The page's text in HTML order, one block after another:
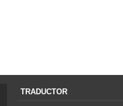
TRADUCTOR